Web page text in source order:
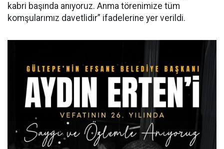
kabri başında anıyoruz. Anma törenimize tüm
komşularımız davetlidir” ifadelerine yer verildi.